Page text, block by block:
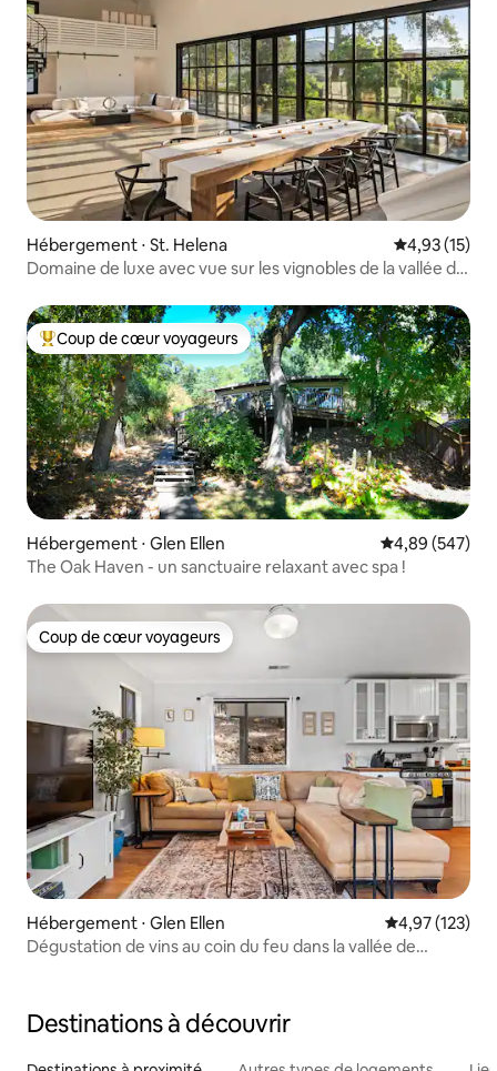
Hébergement ⋅ St. Helena Évaluation
4,93 (15)
Domaine de luxe avec vue sur les vignobles de la vallée de
Coups de cœur voyageurs les plus appréciés
Coup de cœur voyageurs
Hébergement ⋅ Glen Ellen Évaluation
4,89 (547)
The Oak Haven - un sanctuaire relaxant avec spa !
Coup de cœur voyageurs
Coup de cœur voyageurs
Hébergement ⋅ Glen Ellen Évaluation
4,97 (123)
Dégustation de vins au coin du feu dans la vallée de
Destinations à découvrir